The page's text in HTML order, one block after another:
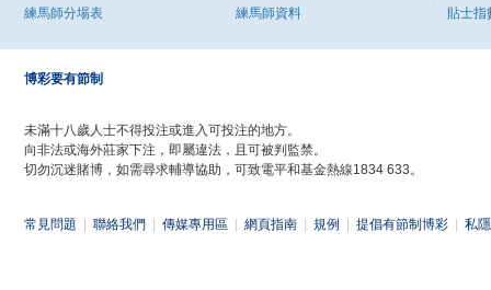
練馬師分場表
練馬師資料
貼士指
博彩要有節制
未滿十八歲人士不得投注或進入可投注的地方。
向非法或海外莊家下注，即屬違法，且可被判監禁。
切勿沉迷賭博，如需尋求輔導協助，可致電平和基金熱線1834 633。
常見問題 聯絡我們 傳媒專用區 網頁指南 規例 提倡有節制博彩 私